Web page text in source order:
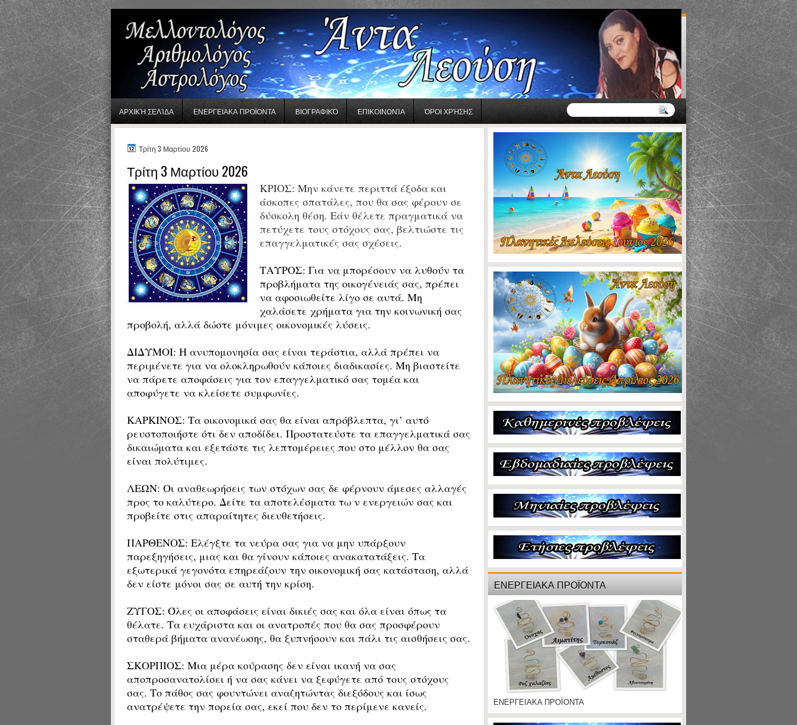
ΑΡΧΙΚΉ ΣΕΛΊΔΑ ΕΝΕΡΓΕΙΑΚΑ ΠΡΟΪΟΝΤΑ ΒΙΟΓΡΑΦΙΚΌ ΕΠΙΚΟΙΝΩΝΊΑ ΌΡΟΙ ΧΡΉΣΗΣ
Τρίτη 3 Μαρτίου 2026
Τρίτη 3 Μαρτίου 2026
ΚΡΙΟΣ: Μην κάνετε περιττά έξοδα και
άσκοπες σπατάλες, που θα σας φέρουν σε
δύσκολη θέση. Εάν θέλετε πραγματικά να
πετύχετε τους στόχους σας, βελτιώστε τις
επαγγελματικές σας σχέσεις.
ΤΑΥΡΟΣ: Για να μπορέσουν να λυθούν τα
προβλήματα της οικογένειάς σας, πρέπει
να αφοσιωθείτε λίγο σε αυτά. Μη
χαλάσετε χρήματα για την κοινωνική σας
προβολή, αλλά δώστε μόνιμες οικονομικές λύσεις.
ΔΙΔΥΜΟΙ: Η ανυπομονησία σας είναι τεράστια, αλλά πρέπει να
περιμένετε για να ολοκληρωθούν κάποιες διαδικασίες. Μη βιαστείτε
να πάρετε αποφάσεις για τον επαγγελματικό σας τομέα και
αποφύγετε να κλείσετε συμφωνίες.
ΚΑΡΚΙΝΟΣ: Τα οικονομικά σας θα είναι απρόβλεπτα, γι’ αυτό
ρευστοποιήστε ότι δεν αποδίδει. Προστατεύστε τα επαγγελματικά σας
δικαιώματα και εξετάστε τις λεπτομέρειες που στο μέλλον θα σας
είναι πολύτιμες.
ΛΕΩΝ: Οι αναθεωρήσεις των στόχων σας δε φέρνουν άμεσες αλλαγές
προς το καλύτερο. Δείτε τα αποτελέσματα τω ν ενεργειών σας και
προβείτε στις απαραίτητες διευθετήσεις.
ΠΑΡΘΕΝΟΣ: Ελέγξτε τα νεύρα σας για να μην υπάρξουν
παρεξηγήσεις, μιας και θα γίνουν κάποιες ανακατατάξεις. Τα
εξωτερικά γεγονότα επηρεάζουν την οικονομική σας κατάσταση, αλλά
δεν είστε μόνοι σας σε αυτή την κρίση.
ΖΥΓΟΣ: Όλες οι αποφάσεις είναι δικιές σας και όλα είναι όπως τα
θέλατε. Τα ευχάριστα και οι ανατροπές που θα σας προσφέρουν
σταθερά βήματα ανανέωσης, θα ξυπνήσουν και πάλι τις αισθήσεις σας.
ΣΚΟΡΠΙΟΣ: Μια μέρα κούρασης δεν είναι ικανή να σας
αποπροσανατολίσει ή να σας κάνει να ξεφύγετε από τους στόχους
σας. Το πάθος σας φουντώνει αναζητώντας διεξόδους και ίσως
ανατρέψετε την πορεία σας, εκεί που δεν το περίμενε κανείς.
ΕΝΕΡΓΕΙΑΚΑ ΠΡΟΪΟΝΤΑ
ΕΝΕΡΓΕΙΑΚΑ ΠΡΟΪΟΝΤΑ